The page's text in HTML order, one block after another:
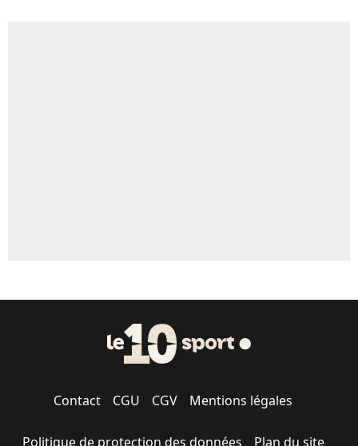
Contact CGU CGV Mentions légales
Politique de protection des données Plan du site